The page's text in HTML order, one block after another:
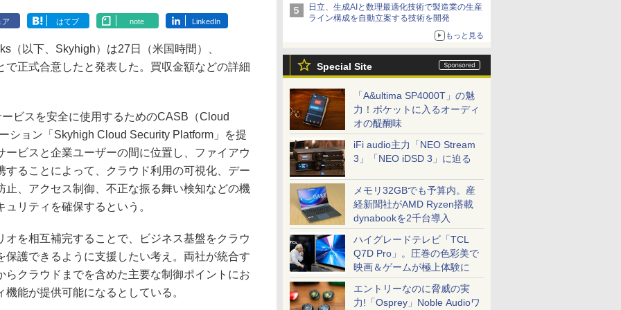
日立、生成AIと数理最適化技術で製造業の生産
ライン構成を自動立案する技術を開発
もっと見る
Special Site
「A&ultima SP4000T」の魅
力！ポケットに入るオーディ
オの醍醐味
iFi audio主力「NEO Stream
3」「NEO iDSD 3」に迫る
メモリ32GBでも予算内。産
経新聞社がAMD Ryzen搭載
dynabookを2千台導入
ハイグレードテレビ「TCL
Q7D Pro」。圧巻の色彩美で
映画＆ゲームが極上体験に
エントリーなのに脅威の実
力!「Osprey」Noble Audioワ
ア はてブ note LinkedIn
以下、Skyhigh）は27日（米国時間）、
正式合意したと発表した。買収金額などの詳細
ビスを安全に使用するためのCASB（Cloud
ション「Skyhigh Cloud Security Platform」を提
ビスと企業ユーザーの間に位置し、ファイアウ
することによって、クラウド利用の可視化、デー
止、アクセス制御、不正な振る舞い検知などの機
リティを確保するという。
を相互補完することで、ビジネス基盤をクラウ
保護できるように支援したい考え。両社が統合す
らクラウドまでを含めた主要な制御ポイントにお
能が提供可能になるとしている。